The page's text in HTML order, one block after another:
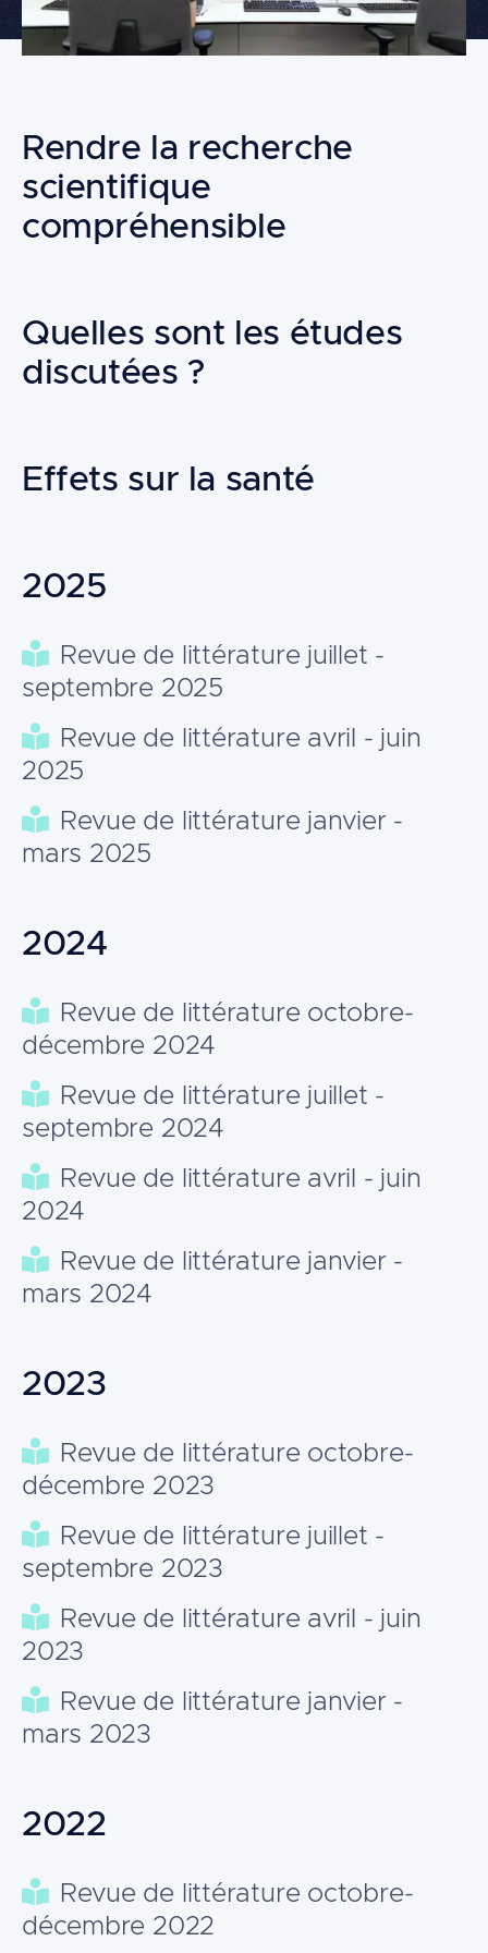
Rendre la recherche
scientifique
compréhensible
Quelles sont les études
discutées ?
Effets sur la santé
2025
Revue de littérature juillet -
septembre 2025
Revue de littérature avril - juin
2025
Revue de littérature janvier -
mars 2025
2024
Revue de littérature octobre-
décembre 2024
Revue de littérature juillet -
septembre 2024
Revue de littérature avril - juin
2024
Revue de littérature janvier -
mars 2024
2023
Revue de littérature octobre-
décembre 2023
Revue de littérature juillet -
septembre 2023
Revue de littérature avril - juin
2023
Revue de littérature janvier -
mars 2023
2022
Revue de littérature octobre-
décembre 2022